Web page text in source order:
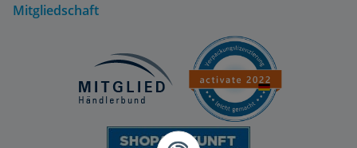
Mitgliedschaft